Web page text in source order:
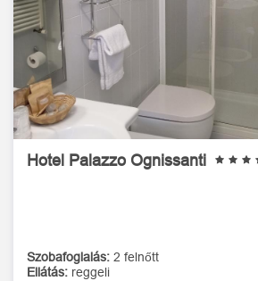
Hotel Palazzo Ognissanti
Szobafoglalás: 2 felnőtt
Ellátás: reggeli